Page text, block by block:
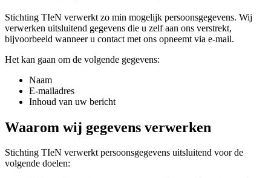
Stichting TIeN verwerkt zo min mogelijk persoonsgegevens. Wij
verwerken uitsluitend gegevens die u zelf aan ons verstrekt,
bijvoorbeeld wanneer u contact met ons opneemt via e-mail.
Het kan gaan om de volgende gegevens:
Naam
E-mailadres
Inhoud van uw bericht
Waarom wij gegevens verwerken
Stichting TIeN verwerkt persoonsgegevens uitsluitend voor de
volgende doelen: